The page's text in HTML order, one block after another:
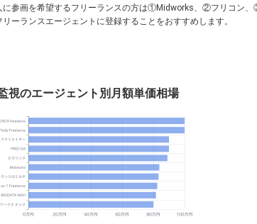
に参画を希望するフリーランスの方は①Midworks、②フリコン
ーランスエージェントに登録することをおすすめします。
視のエージェント別月額単価相場